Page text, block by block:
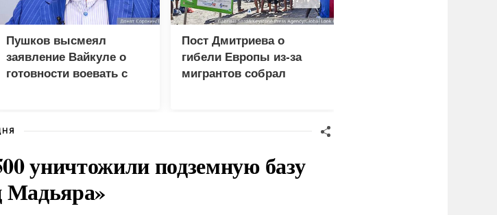
Пушков высмеял
заявление Вайкуле о
готовности воевать с
Пост Дмитриева о
гибели Европы из-за
мигрантов собрал
уничтожили подземную базу
Мадьяра»